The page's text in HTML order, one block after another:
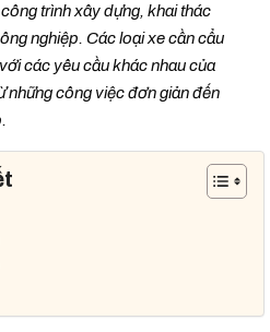
trình xây dựng, khai thác
nghiệp. Các loại xe cần cẩu
các yêu cầu khác nhau của
những công việc đơn giản đến